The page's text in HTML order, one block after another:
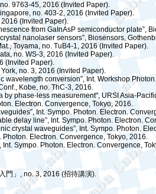
9763-45, 2016 (Invited Paper).
no. 403-2, 2016 (Invited Paper).
(Invited Paper).
from GaInAsP semiconductor plate”,
nanolaser sensors”, Biosensors,
Toyama, no. TuB4-1, 2016 (Invited Paper).
no. WS-3, 2016 (Invited Paper).
(Invited Paper).
no. 3, 2016 (Invited Paper).
conversion”, Int. Workshop
Kobe, no. ThC-3, 2016.
phase-less measurement", URSI Asia-
Electron. Convergence, Tokyo, 2016.
Int. Sympo. Photon. Electron.
delay line”, Int. Sympo. Photon. Electron.
crystal waveguides”, Int. Sympo. Photon.
Photon. Electron. Convergence, Tokyo, 2016.
Sympo. Photon. Electron. Convergence,
門」 , no. 3, 2016 (招待講演).